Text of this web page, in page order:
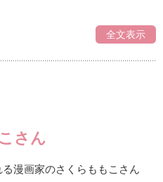
全文表示
さん
る漫画家のさくらももこさん